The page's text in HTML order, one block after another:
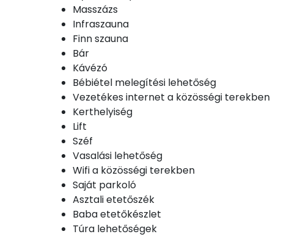
Masszázs
Infraszauna
Finn szauna
Bár
Kávézó
Bébiétel melegítési lehetőség
Vezetékes internet a közösségi terekben
Kerthelyiség
Lift
Széf
Vasalási lehetőség
Wifi a közösségi terekben
Saját parkoló
Asztali etetőszék
Baba etetőkészlet
Túra lehetőségek